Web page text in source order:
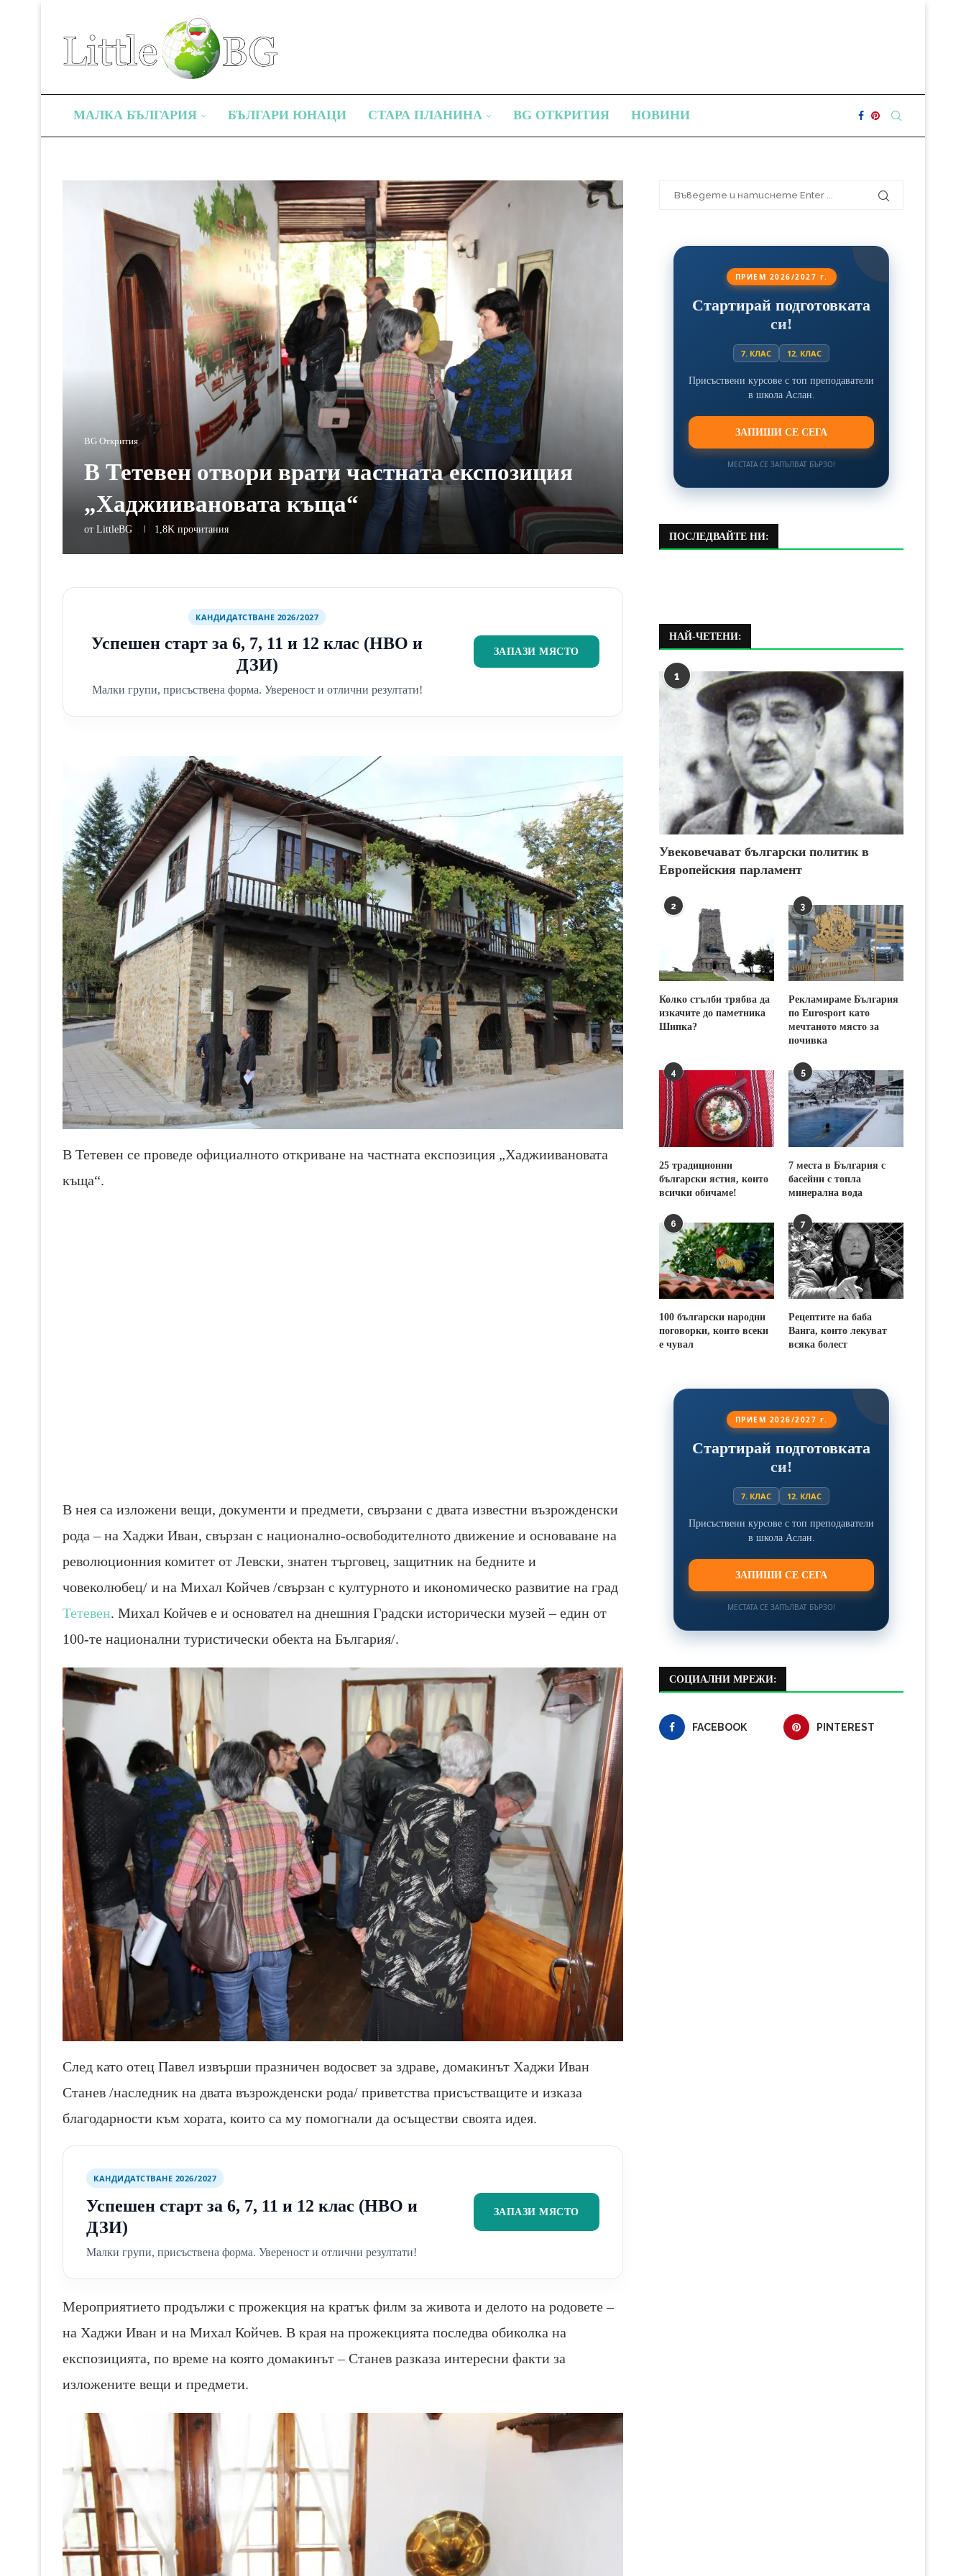
МАЛКА БЪЛГАРИЯ БЪЛГАРИ ЮНАЦИ СТАРА ПЛАНИНА BG ОТКРИТИЯ НОВИНИ
BG Открития
В Тетевен отвори врати частната експозиция
„Хаджиивановата къща“
от LittleBG 1,8K прочитания
КАНДИДАТСТВАНЕ 2026/2027
Успешен старт за 6, 7, 11 и 12 клас (НВО и
ДЗИ)
Малки групи, присъствена форма. Увереност и отлични резултати!
ЗАПАЗИ МЯСТО
В Тетевен се проведе официалното откриване на частната експозиция „Хаджиивановата
къща“.
В нея са изложени вещи, документи и предмети, свързани с двата известни възрожденски
рода – на Хаджи Иван, свързан с национално-освободителното движение и основаване на
революционния комитет от Левски, знатен търговец, защитник на бедните и
човеколюбец/ и на Михал Койчев /свързан с културното и икономическо развитие на град
Тетевен. Михал Койчев е и основател на днешния Градски исторически музей – един от
100-те национални туристически обекта на България/.
След като отец Павел извърши празничен водосвет за здраве, домакинът Хаджи Иван
Станев /наследник на двата възрожденски рода/ приветства присъстващите и изказа
благодарности към хората, които са му помогнали да осъществи своята идея.
КАНДИДАТСТВАНЕ 2026/2027
Успешен старт за 6, 7, 11 и 12 клас (НВО и
ДЗИ)
Малки групи, присъствена форма. Увереност и отлични резултати!
ЗАПАЗИ МЯСТО
Мероприятието продължи с прожекция на кратък филм за живота и делото на родовете –
на Хаджи Иван и на Михал Койчев. В края на прожекцията последва обиколка на
експозицията, по време на която домакинът – Станев разказа интересни факти за
изложените вещи и предмети.
ПРИЕМ 2026/2027 г.
Стартирай подготовката
си!
7. КЛАС 12. КЛАС
Присъствени курсове с топ преподаватели
в школа Аслан.
ЗАПИШИ СЕ СЕГА
МЕСТАТА СЕ ЗАПЪЛВАТ БЪРЗО!
ПОСЛЕДВАЙТЕ НИ:
НАЙ-ЧЕТЕНИ:
1
Увековечават български политик в
Европейския парламент
2
Колко стълби трябва да
изкачите до паметника
Шипка?
3
Рекламираме България
по Eurosport като
мечтаното място за
почивка
4
25 традиционни
български ястия, които
всички обичаме!
5
7 места в България с
басейни с топла
минерална вода
6
100 български народни
поговорки, които всеки
е чувал
7
Рецептите на баба
Ванга, които лекуват
всяка болест
ПРИЕМ 2026/2027 г.
Стартирай подготовката
си!
7. КЛАС 12. КЛАС
Присъствени курсове с топ преподаватели
в школа Аслан.
ЗАПИШИ СЕ СЕГА
МЕСТАТА СЕ ЗАПЪЛВАТ БЪРЗО!
СОЦИАЛНИ МРЕЖИ:
FACEBOOK PINTEREST